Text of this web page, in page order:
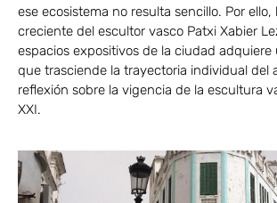
ese ecosistema no resulta sencillo. Por ello,
creciente del escultor vasco Patxi Xabier
espacios expositivos de la ciudad adquiere
que trasciende la trayectoria individual del
reflexión sobre la vigencia de la escultura
XXI.